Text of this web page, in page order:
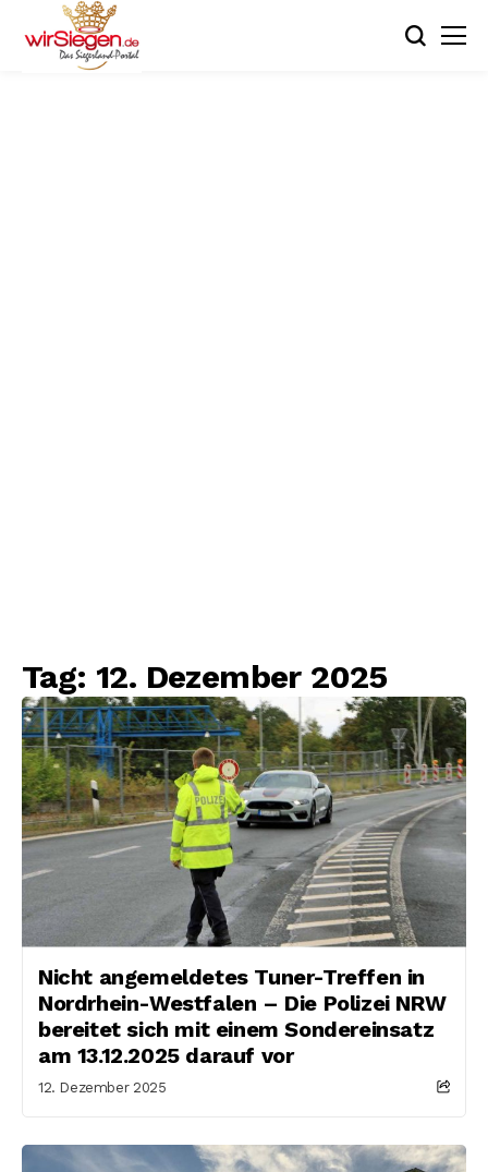
Tag: 12. Dezember 2025
Nicht angemeldetes Tuner-Treffen in
Nordrhein-Westfalen – Die Polizei NRW
bereitet sich mit einem Sondereinsatz
am 13.12.2025 darauf vor
12. Dezember 2025